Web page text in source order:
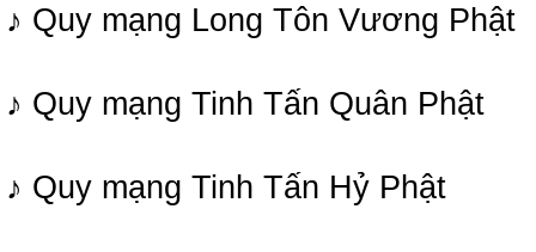
♪ Quy mạng Long Tôn Vương Phật
♪ Quy mạng Tinh Tấn Quân Phật
♪ Quy mạng Tinh Tấn Hỷ Phật